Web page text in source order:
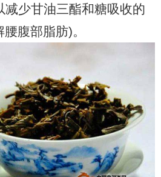
减少甘油三酯和糖吸收的
腹部脂肪)。